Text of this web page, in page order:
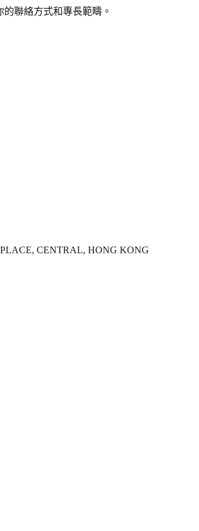
聯絡方式和專長範疇。
CENTRAL, HONG KONG